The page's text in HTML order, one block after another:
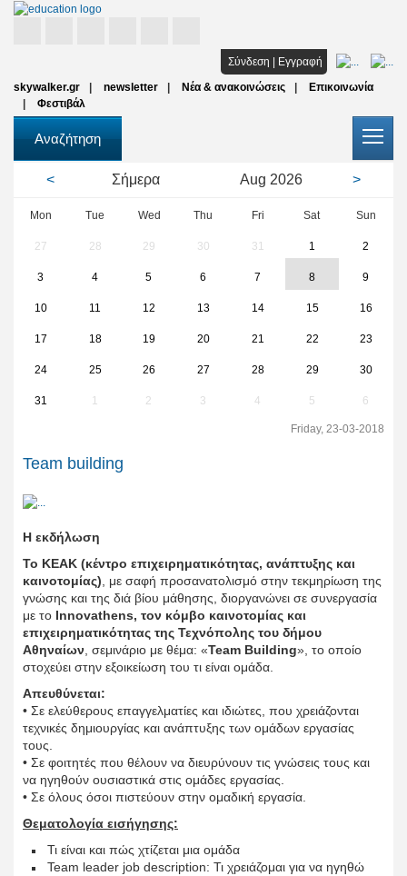
Σύνδεση | Εγγραφή
skywalker.gr
newsletter Νέα & ανακοινώσεις
Επικοινωνία
Φεστιβάλ
Αναζήτηση
Σπουδές
Υποτροφίες
Όλοι οι φορείς
Αρθρα
< Σήμερα Aug 2026 >
Mon Tue Wed Thu Fri Sat Sun
27 28 29 30 31 1 2
3 4 5 6 7 8 9
10 11 12 13 14 15 16
17 18 19 20 21 22 23
24 25 26 27 28 29 30
31 1 2 3 4 5 6
Friday, 23-03-2018
Team building
Η εκδήλωση
Το ΚΕΑΚ (κέντρο επιχειρηματικότητας, ανάπτυξης και
καινοτομίας), με σαφή προσανατολισμό στην τεκμηρίωση της
γνώσης και της διά βίου μάθησης, διοργανώνει σε συνεργασία
με το Innovathens, τον κόμβο καινοτομίας και
επιχειρηματικότητας της Τεχνόπολης του δήμου
Αθηναίων, σεμινάριο με θέμα: «Team Building», το οποίο
στοχεύει στην εξοικείωση του τι είναι ομάδα.
Απευθύνεται:
• Σε ελεύθερους επαγγελματίες και ιδιώτες, που χρειάζονται
τεχνικές δημιουργίας και ανάπτυξης των ομάδων εργασίας
τους.
• Σε φοιτητές που θέλουν να διευρύνουν τις γνώσεις τους και
να ηγηθούν ουσιαστικά στις ομάδες εργασίας.
• Σε όλους όσοι πιστεύουν στην ομαδική εργασία.
Θεματολογία εισήγησης:
Τι είναι και πώς χτίζεται μια ομάδα
Team leader job description: Τι χρειάζομαι για να ηγηθώ